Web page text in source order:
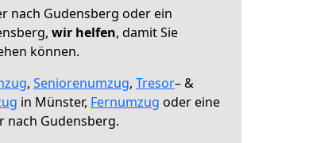
nach Gudensberg oder ein
wir helfen, damit Sie
können.
, Seniorenumzug, Tresor– &
in Münster, Fernumzug oder eine
nach Gudensberg.